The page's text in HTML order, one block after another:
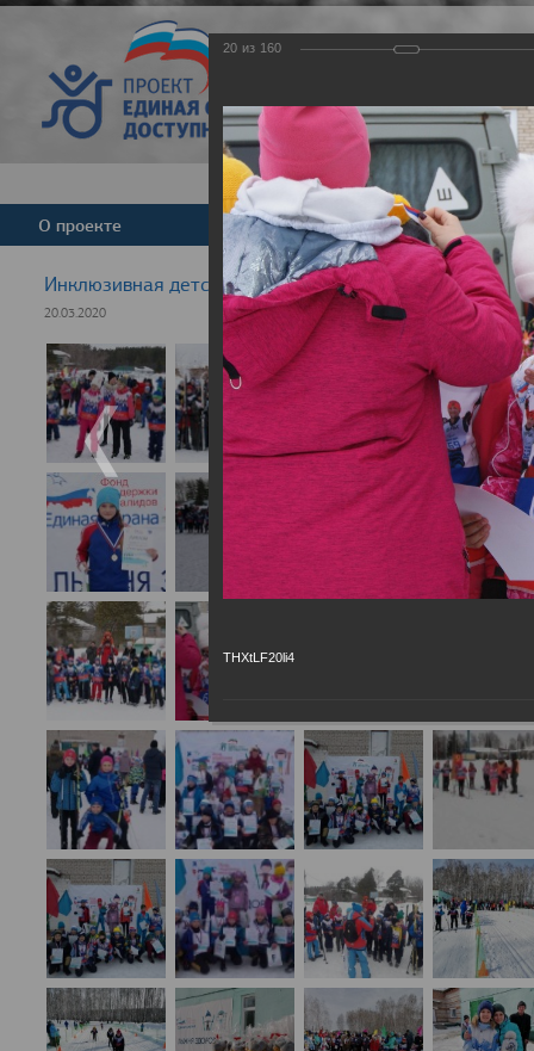
Версия для
О проекте Команда Новости
Инклюзивная детская гонка "Лыжня здоровья" 2020
20.03.2020
20 из 160
THXtLF20li4